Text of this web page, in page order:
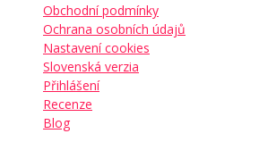
Obchodní podmínky
Ochrana osobních údajů
Nastavení cookies
Slovenská verzia
Přihlášení
Recenze
Blog